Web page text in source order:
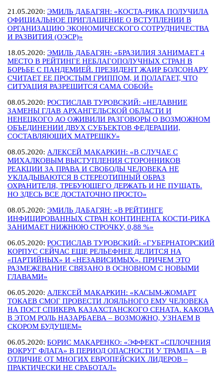
21.05.2020: ЭМИЛЬ ДАБАГЯН: «КОСТА-РИКА ПОЛУЧИЛА
ОФИЦИАЛЬНОЕ ПРИГЛАШЕНИЕ О ВСТУПЛЕНИИ В
ОРГАНИЗАЦИЮ ЭКОНОМИЧЕСКОГО СОТРУДНИЧЕСТВА
И РАЗВИТИЯ (ОЭСР)»
18.05.2020: ЭМИЛЬ ДАБАГЯН: «БРАЗИЛИЯ ЗАНИМАЕТ 4
МЕСТО В РЕЙТИНГЕ НЕБЛАГОПОЛУЧНЫХ СТРАН В
БОРЬБЕ С ПАНДЕМИЕЙ. ПРЕЗИДЕНТ ЖАИР БОЛСОНАРУ
СЧИТАЕТ ЕЕ ПРОСТЫМ ГРИППОМ, И ПОЛАГАЕТ, ЧТО
СИТУАЦИЯ РАЗРЕШИТСЯ САМА СОБОЙ»
08.05.2020: РОСТИСЛАВ ТУРОВСКИЙ: «НЕДАВНИЕ
ЗАМЕНЫ ГЛАВ АРХАНГЕЛЬСКОЙ ОБЛАСТИ И
НЕНЕЦКОГО АО ОЖИВИЛИ РАЗГОВОРЫ О ВОЗМОЖНОМ
ОБЪЕДИНЕНИИ ДВУХ СУБЪЕКТОВ ФЕДЕРАЦИИ,
СОСТАВЛЯЮЩИХ МАТРЕШКУ»
08.05.2020: АЛЕКСЕЙ МАКАРКИН: «В СЛУЧАЕ С
МИХАЛКОВЫМ ВЫСТУПЛЕНИЯ СТОРОННИКОВ
РЕАКЦИИ ЗА ПРАВА И СВОБОДЫ ЧЕЛОВЕКА НЕ
УКЛАДЫВАЮТСЯ В СТЕРЕОТИПНЫЙ ОБРАЗ
ОХРАНИТЕЛЯ, ТРЕБУЮЩЕГО ДЕРЖАТЬ И НЕ ПУЩАТЬ.
НО ЗДЕСЬ ВСЕ ДОСТАТОЧНО ПРОСТО»
08.05.2020: ЭМИЛЬ ДАБАГЯН: «В РЕЙТИНГЕ
ИНФИЦИРОВАННЫХ СТРАН КОНТИНЕНТА КОСТИ-РИКА
ЗАНИМАЕТ НИЖНЮЮ СТРОЧКУ, 0,88 %»
06.05.2020: РОСТИСЛАВ ТУРОВСКИЙ: «ГУБЕРНАТОРСКИЙ
КОРПУС СЕЙЧАС ЕЩЕ РЕЛЬЕФНЕЕ ДЕЛИТСЯ НА
«ПАРТИЙНЫХ» И «НЕЗАВИСИМЫХ». ПРИЧЕМ ЭТО
РАЗМЕЖЕВАНИЕ СВЯЗАНО В ОСНОВНОМ С НОВЫМИ
ГЛАВАМИ»
06.05.2020: АЛЕКСЕЙ МАКАРКИН: «КАСЫМ-ЖОМАРТ
ТОКАЕВ СМОГ ПРОВЕСТИ ЛОЯЛЬНОГО ЕМУ ЧЕЛОВЕКА
НА ПОСТ СПИКЕРА КАЗАХСТАНСКОГО СЕНАТА. КАКОВА
В ЭТОМ РОЛЬ НАЗАРБАЕВА – ВОЗМОЖНО, УЗНАЕМ В
СКОРОМ БУДУЩЕМ»
06.05.2020: БОРИС МАКАРЕНКО: «ЭФФЕКТ «СПЛОЧЕНИЯ
ВОКРУГ ФЛАГА» В ПЕРИОД ОПАСНОСТИ У ТРАМПА – В
ОТЛИЧИЕ ОТ МНОГИХ ЕВРОПЕЙСКИХ ЛИДЕРОВ –
ПРАКТИЧЕСКИ НЕ СРАБОТАЛ»